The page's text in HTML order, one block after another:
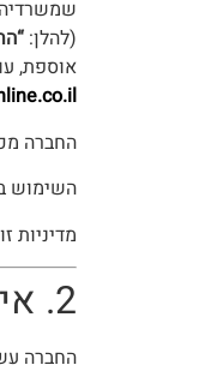
שמשרדיה
(להלן:
אוספת,
החברה
השימוש
מדיניות
2. איזה מידע אנו אוספים
החברה